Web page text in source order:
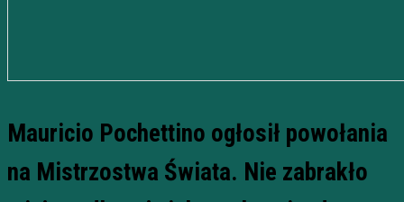
Mauricio Pochettino ogłosił powołania
na Mistrzostwa Świata. Nie zabrakło